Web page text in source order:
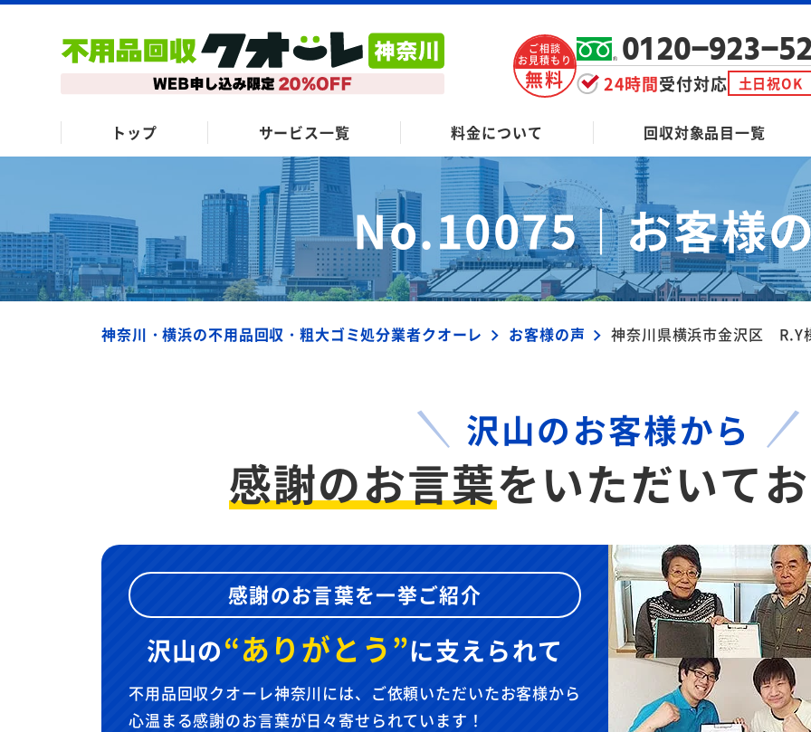
ご相談
お見積もり
無料
0120-923-
24時間受付対応 土日祝OK
トップ サービス一覧 料金について 回収対象品目一覧
No.10075｜お客様
神奈川・横浜の不用品回収・粗大ゴミ処分業者クオーレ お客様の声 神奈川県横浜市金沢区 R.Y
沢山のお客様から
感謝のお言葉をいただいて
感謝のお言葉を一挙ご紹介
沢山の“ありがとう”に支えられて
不用品回収クオーレ神奈川には、ご依頼いただいたお客様から
心温まる感謝のお言葉が日々寄せられています！